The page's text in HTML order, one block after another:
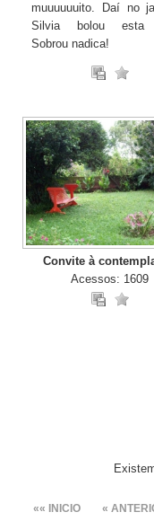
muuuuuuito. Daí no
Silvia bolou esta
Sobrou nadica!
Convite à
Acessos: 1609
«« INICIO «